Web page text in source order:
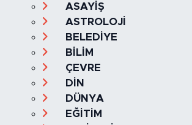
ASAYİŞ
ASTROLOJİ
BELEDİYE
BİLİM
ÇEVRE
DİN
DÜNYA
EĞİTİM